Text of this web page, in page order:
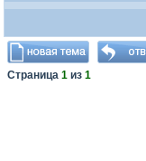
Страница 1 из 1